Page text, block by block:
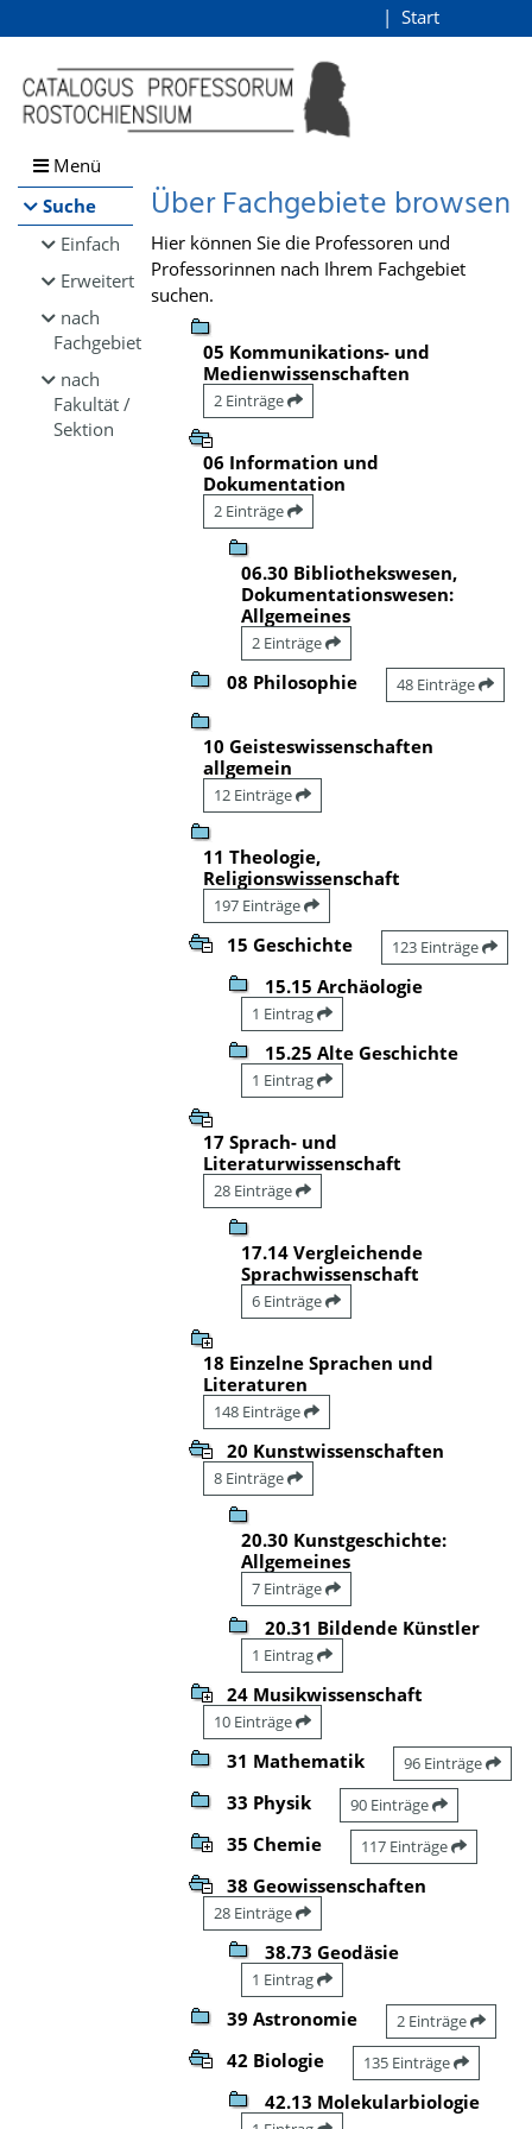
Browsen
direkt zum Inhalt
Start
Menü
Suche
Einfach
Erweitert
nach
Fachgebiet
nach
Fakultät /
Sektion
Über Fachgebiete browsen
Hier können Sie die Professoren und
Professorinnen nach Ihrem Fachgebiet
suchen.
05 Kommunikations- und
Medienwissenschaften
2 Einträge
06 Information und
Dokumentation
2 Einträge
06.30 Bibliothekswesen,
Dokumentationswesen:
Allgemeines
2 Einträge
08 Philosophie 48 Einträge
10 Geisteswissenschaften
allgemein
12 Einträge
11 Theologie,
Religionswissenschaft
197 Einträge
15 Geschichte 123 Einträge
15.15 Archäologie
1 Eintrag
15.25 Alte Geschichte
1 Eintrag
17 Sprach- und
Literaturwissenschaft
28 Einträge
17.14 Vergleichende
Sprachwissenschaft
6 Einträge
18 Einzelne Sprachen und
Literaturen
148 Einträge
20 Kunstwissenschaften
8 Einträge
20.30 Kunstgeschichte:
Allgemeines
7 Einträge
20.31 Bildende Künstler
1 Eintrag
24 Musikwissenschaft
10 Einträge
31 Mathematik 96 Einträge
33 Physik 90 Einträge
35 Chemie 117 Einträge
38 Geowissenschaften
28 Einträge
38.73 Geodäsie
1 Eintrag
39 Astronomie 2 Einträge
42 Biologie 135 Einträge
42.13 Molekularbiologie